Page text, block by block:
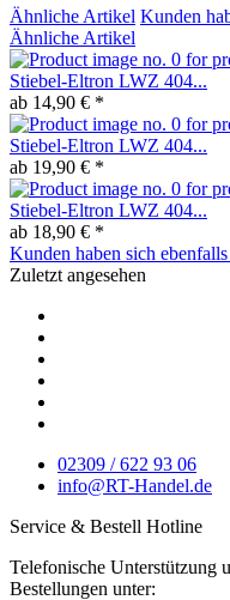
Ähnliche Artikel Kunden
Ähnliche Artikel
Stiebel-Eltron LWZ 404...
ab 14,90 € *
Stiebel-Eltron LWZ 404...
ab 19,90 € *
Stiebel-Eltron LWZ 404...
ab 18,90 € *
Kunden haben sich ebenfalls
Zuletzt angesehen
02309 / 622 93 06
info@RT-Handel.de
Service & Bestell Hotline
Telefonische Unterstützung
Bestellungen unter: